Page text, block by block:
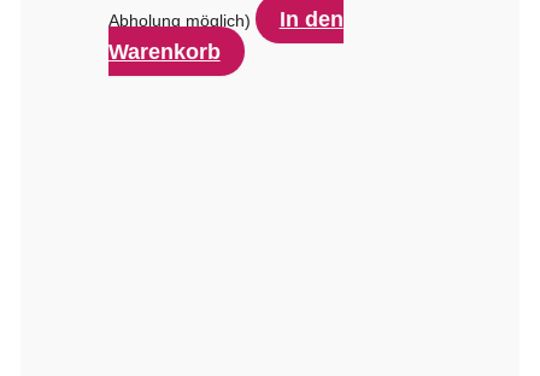
Abholung möglich)
In den
Warenkorb